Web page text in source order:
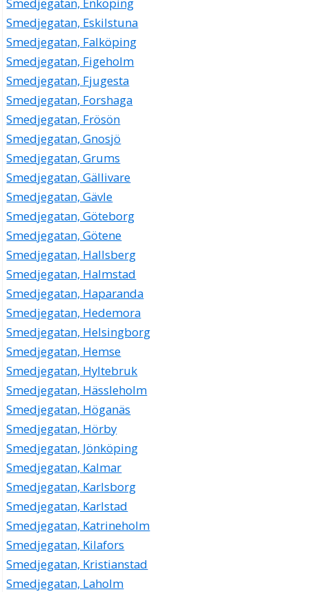
Smedjegatan, Eskilstuna
Smedjegatan, Falköping
Smedjegatan, Figeholm
Smedjegatan, Fjugesta
Smedjegatan, Forshaga
Smedjegatan, Frösön
Smedjegatan, Gnosjö
Smedjegatan, Grums
Smedjegatan, Gällivare
Smedjegatan, Gävle
Smedjegatan, Göteborg
Smedjegatan, Götene
Smedjegatan, Hallsberg
Smedjegatan, Halmstad
Smedjegatan, Haparanda
Smedjegatan, Hedemora
Smedjegatan, Helsingborg
Smedjegatan, Hemse
Smedjegatan, Hyltebruk
Smedjegatan, Hässleholm
Smedjegatan, Höganäs
Smedjegatan, Hörby
Smedjegatan, Jönköping
Smedjegatan, Kalmar
Smedjegatan, Karlsborg
Smedjegatan, Karlstad
Smedjegatan, Katrineholm
Smedjegatan, Kilafors
Smedjegatan, Kristianstad
Smedjegatan, Laholm